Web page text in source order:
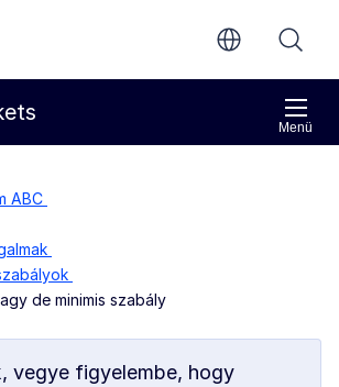
Menü
ABC
de minimis szabály
vegye figyelembe, hogy